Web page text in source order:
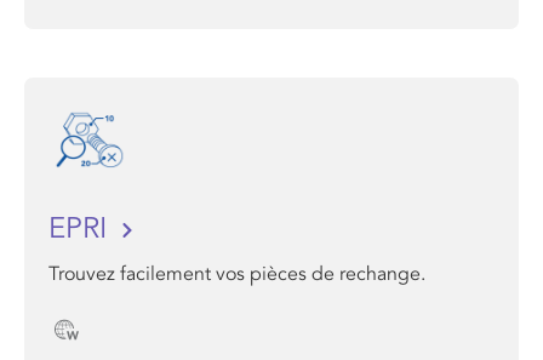
EPRI
Trouvez facilement vos pièces de rechange.